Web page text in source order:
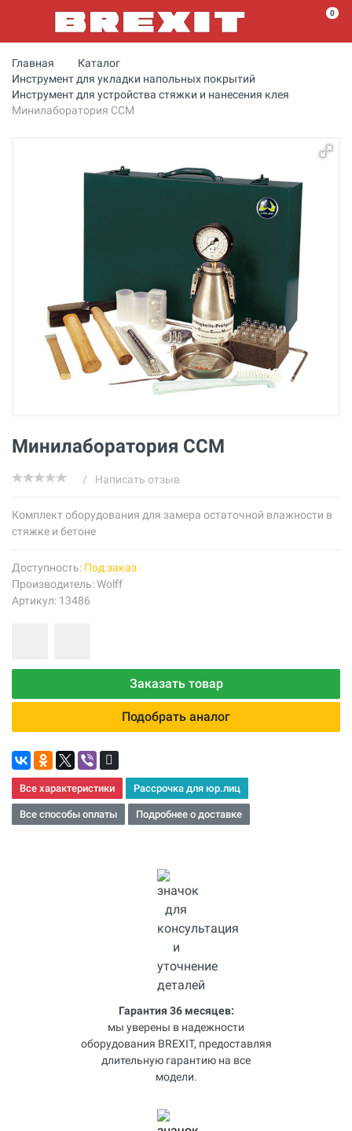
0
Главная
Каталог
Инструмент для укладки напольных покрытий
Инструмент для устройства стяжки и нанесения клея
Минилаборатория CCM
Минилаборатория CCM
/ Написать отзыв
Комплект оборудования для замера остаточной влажности в
стяжке и бетоне
Доступность: Под заказ
Производитель:Wolff
Артикул: 13486
Заказать товар
Подобрать аналог
Все характеристики Рассрочка для юр.лиц
Все способы оплаты Подробнее о доставке
Гарантия 36 месяцев:
мы уверены в надежности
оборудования BREXIT, предоставляя
длительную гарантию на все
модели.